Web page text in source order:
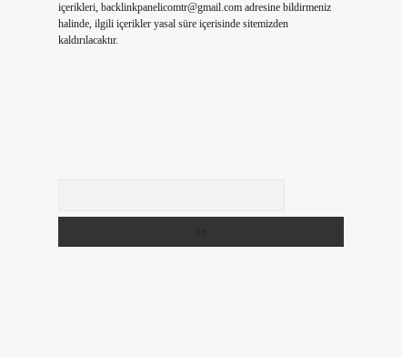
içerikleri, backlinkpanelicomtr@gmail.comadresine bildirmeniz
halinde, ilgili içerikler yasal süre içerisinde sitemizden
kaldırılacaktır.